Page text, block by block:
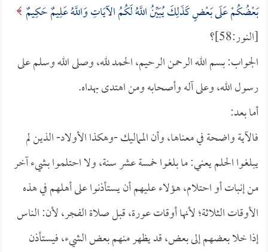
بَعْضُكُمْ عَلَى بَعْضٍ كَذَلِكَ يُبَيِّنُ اللَّهُ لَكُمُ الآيَاتِ وَاللَّهُ عَلِيمٌ حَكِيمٌ
[النور:58]؟
الجواب: بسم الله الرحمن الرحيم، الحمد لله، وصلى الله وسلم على
رسول الله، وعلى آله وأصحابه ومن اهتدى بهداه.
أما بعد:
فالآية واضحة في معناها، وأن المماليك -وهكذا الأولاد- الذين لم
يبلغوا الحلم يعني: ما بلغوا خمسة عشر سنة، ولا احتلموا بشيء آخر
من إنبات أو احتلام، هؤلاء عليهم أن يستأذنوا على أهلهم في هذه
الأوقات الثلاثة؛ لأنها أوقات عورة، قبل صلاة الفجر، لأن: الناس
إذا خلا بعضهم إلى بعض، قد يظهر منهم بعض الشيء، فيستأذن